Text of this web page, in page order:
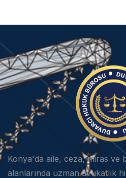
Konya'da aile, ceza, miras ve
alanlarında uzman avukatlık